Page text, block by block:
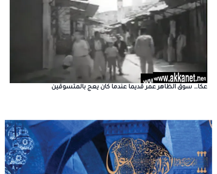
عكا… سوق الظاهر عمر قديما عندما كان يعج بالمتسوقين